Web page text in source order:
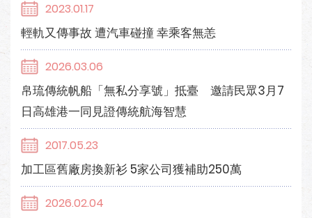
2023.01.17
輕軌又傳事故 遭汽車碰撞 幸乘客無恙
2026.03.06
帛琉傳統帆船「無私分享號」抵臺 邀請民眾3月7
日高雄港一同見證傳統航海智慧
2017.05.23
加工區舊廠房換新衫 5家公司獲補助250萬
2026.02.04